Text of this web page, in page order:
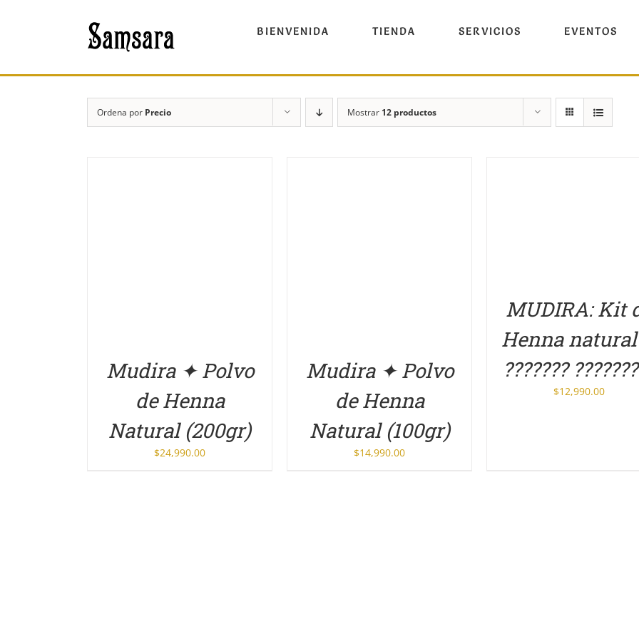
BIENVENIDA TIENDA SERVICIOS EVENTOS
Ordena por Precio Mostrar 12 productos
Mudira ✦ Polvo
de Henna
Natural (200gr)
$24,990.00
Mudira ✦ Polvo
de Henna
Natural (100gr)
$14,990.00
MUDIRA: Kit
Henna
???????
$12,990.00